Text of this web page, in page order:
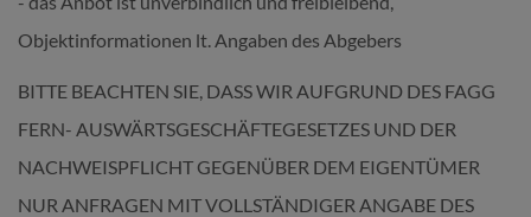
Objektinformationen lt. Angaben des Abgebers
BITTE BEACHTEN SIE, DASS WIR AUFGRUND DES FAGG
FERN- AUSWÄRTSGESCHÄFTEGESETZES UND DER
NACHWEISPFLICHT GEGENÜBER DEM EIGENTÜMER
NUR ANFRAGEN MIT VOLLSTÄNDIGER ANGABE DES